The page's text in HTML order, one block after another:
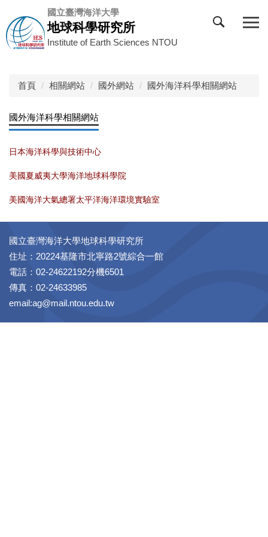
到
主
要
國立臺灣海洋大學
地球科學研究所
Institute of Earth Sciences NTOU
首頁 相關網站 國外網站 國外海洋科學相關網站
國外海洋科學相關網站
日本海洋科學與技術中心
美國夏威夷大學海洋地球科學院
美國海洋大氣總署太平洋海洋環境實驗室
國立臺灣海洋大學地球科學研究所
住址：20224基隆市北寧路2號綜合一館
電話：02-24622192分機6501
傳真：02-24633985
email:ag@mail.ntou.edu.tw